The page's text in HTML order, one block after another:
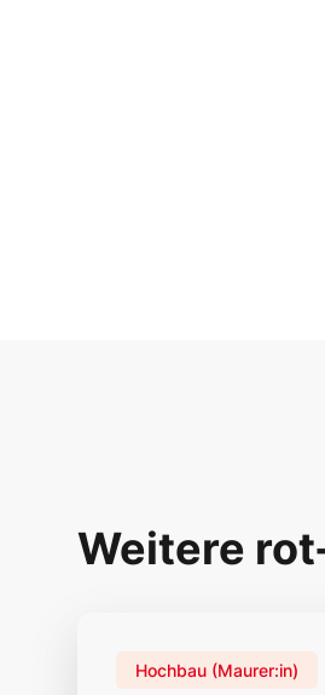
Weitere
Hochbau (Maurer:in)